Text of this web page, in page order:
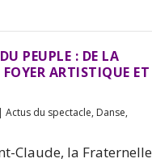
PEUPLE : DE LA
ARTISTIQUE ET
Actus du spectacle, Danse,
Claude, la Fraternelle